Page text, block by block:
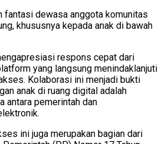
fantasi dewasa anggota komunitas
khususnya kepada anak di bawah
respons cepat dari
yang langsung menindaklanjuti
Kolaborasi ini menjadi bukti
anak di ruang digital adalah
antara pemerintah dan
ini juga merupakan bagian dari